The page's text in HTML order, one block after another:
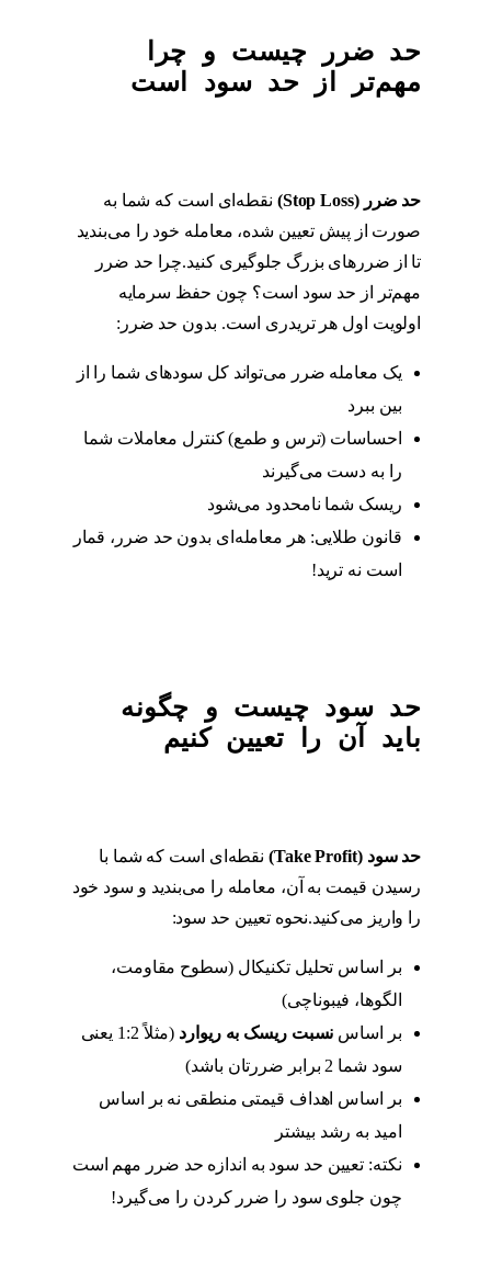
حد ضرر چیست و چرا
مهم‌تر از حد سود است
حد ضرر (Stop Loss)
نقطه‌ای است که شما به
صورت از پیش تعیین شده، معامله خود را می‌بندید
تا از ضررهای بزرگ جلوگیری کنید.چرا حد ضرر
مهم‌تر از حد سود است؟ چون حفظ سرمایه
اولویت اول هر تریدری است. بدون حد ضرر:
یک معامله ضرر می‌تواند کل سودهای شما را از
بین ببرد
احساسات (ترس و طمع) کنترل معاملات شما
را به دست می‌گیرند
ریسک شما نامحدود می‌شود
قانون طلایی: هر معامله‌ای بدون حد ضرر، قمار
است نه ترید!
حد سود چیست و چگونه
باید آن را تعیین کنیم
حد سود (Take Profit)
نقطه‌ای است که شما با
رسیدن قیمت به آن، معامله را می‌بندید و سود خود
را واریز می‌کنید.نحوه تعیین حد سود:
بر اساس تحلیل تکنیکال (سطوح مقاومت،
الگوها، فیبوناچی)
بر اساس نسبت ریسک به ریوارد
(مثلاً 1:2 یعنی
سود شما 2 برابر ضررتان باشد)
بر اساس اهداف قیمتی منطقی نه بر اساس
امید به رشد بیشتر
نکته: تعیین حد سود به اندازه حد ضرر مهم است
چون جلوی سود را ضرر کردن را می‌گیرد!